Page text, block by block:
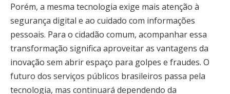
Porém, a mesma tecnologia exige mais atenção à
segurança digital e ao cuidado com informações
pessoais. Para o cidadão comum, acompanhar essa
transformação significa aproveitar as vantagens da
inovação sem abrir espaço para golpes e fraudes. O
futuro dos serviços públicos brasileiros passa pela
tecnologia, mas continuará dependendo da